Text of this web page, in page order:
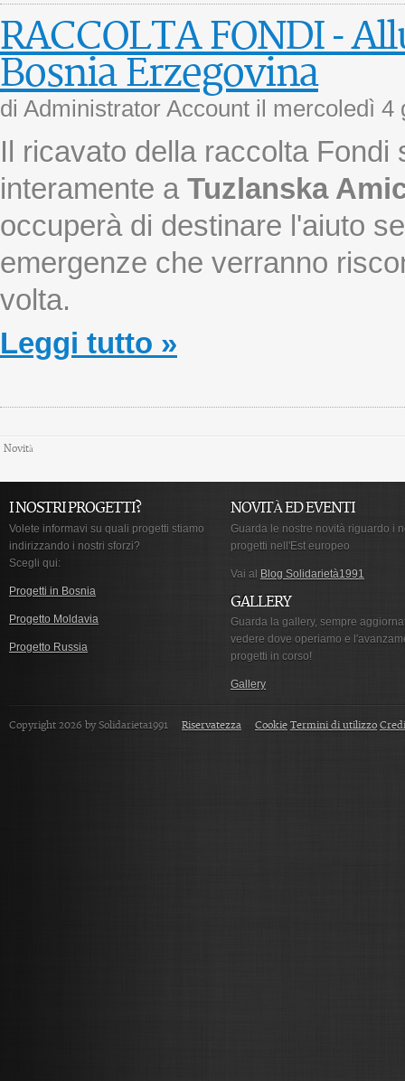
RACCOLTA FONDI -
Bosnia Erzegovina
di Administrator Account il mercoledì 4
Il ricavato della raccolta Fondi
interamente a Tuzlanska
occuperà di destinare l'aiuto
emergenze che verranno
volta.
Leggi tutto »
Novità
I NOSTRI PROGETTI?
Volete informavi su quali progetti stiamo
indirizzando i nostri sforzi?
Scegli qui:
Progetti in Bosnia
Progetto Moldavia
Progetto Russia
NOVITÀ ED EVENTI
Guarda le nostre novità riguardo i
progetti nell'Est europeo
Vai al Blog Solidarietà1991
GALLERY
Guarda la gallery, sempre
vedere dove operiamo e
progetti in corso!
Gallery
Copyright 2026 by Solidarieta1991 Riservatezza Cookie Termini di utilizzo